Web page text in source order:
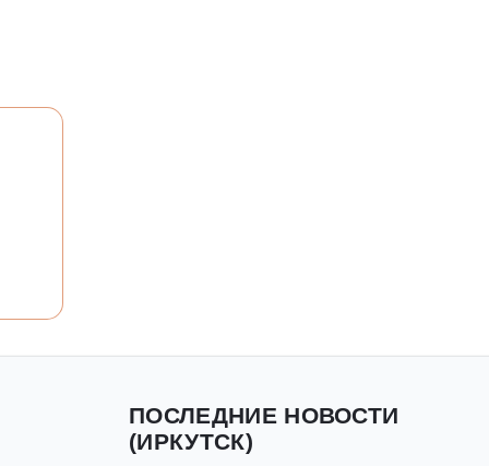
ПОСЛЕДНИЕ НОВОСТИ
(ИРКУТСК)